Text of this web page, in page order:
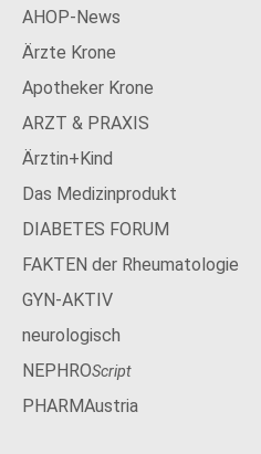
AHOP-News
Ärzte Krone
Apotheker Krone
ARZT & PRAXIS
Ärztin+Kind
Das Medizinprodukt
DIABETES FORUM
FAKTEN der Rheumatologie
GYN-AKTIV
neurologisch
NEPHROScript
PHARMAustria